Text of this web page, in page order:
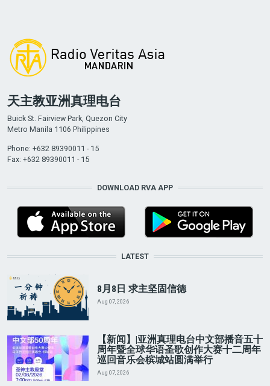
天主教亚洲真理电台
Buick St. Fairview Park, Quezon City
Metro Manila 1106 Philippines
Phone: +632 89390011 - 15
Fax: +632 89390011 - 15
DOWNLOAD RVA APP
LATEST
8月8日 求主坚固信德
Aug 07, 2026
【新闻】|亚洲真理电台中文部播音五十
周年暨全球华语圣歌创作大赛十二周年
巡回音乐会槟城站圆满举行
Aug 07, 2026